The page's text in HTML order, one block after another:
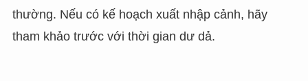
thường. Nếu có kế hoạch xuất nhập cảnh, hãy
tham khảo trước với thời gian dư dả.